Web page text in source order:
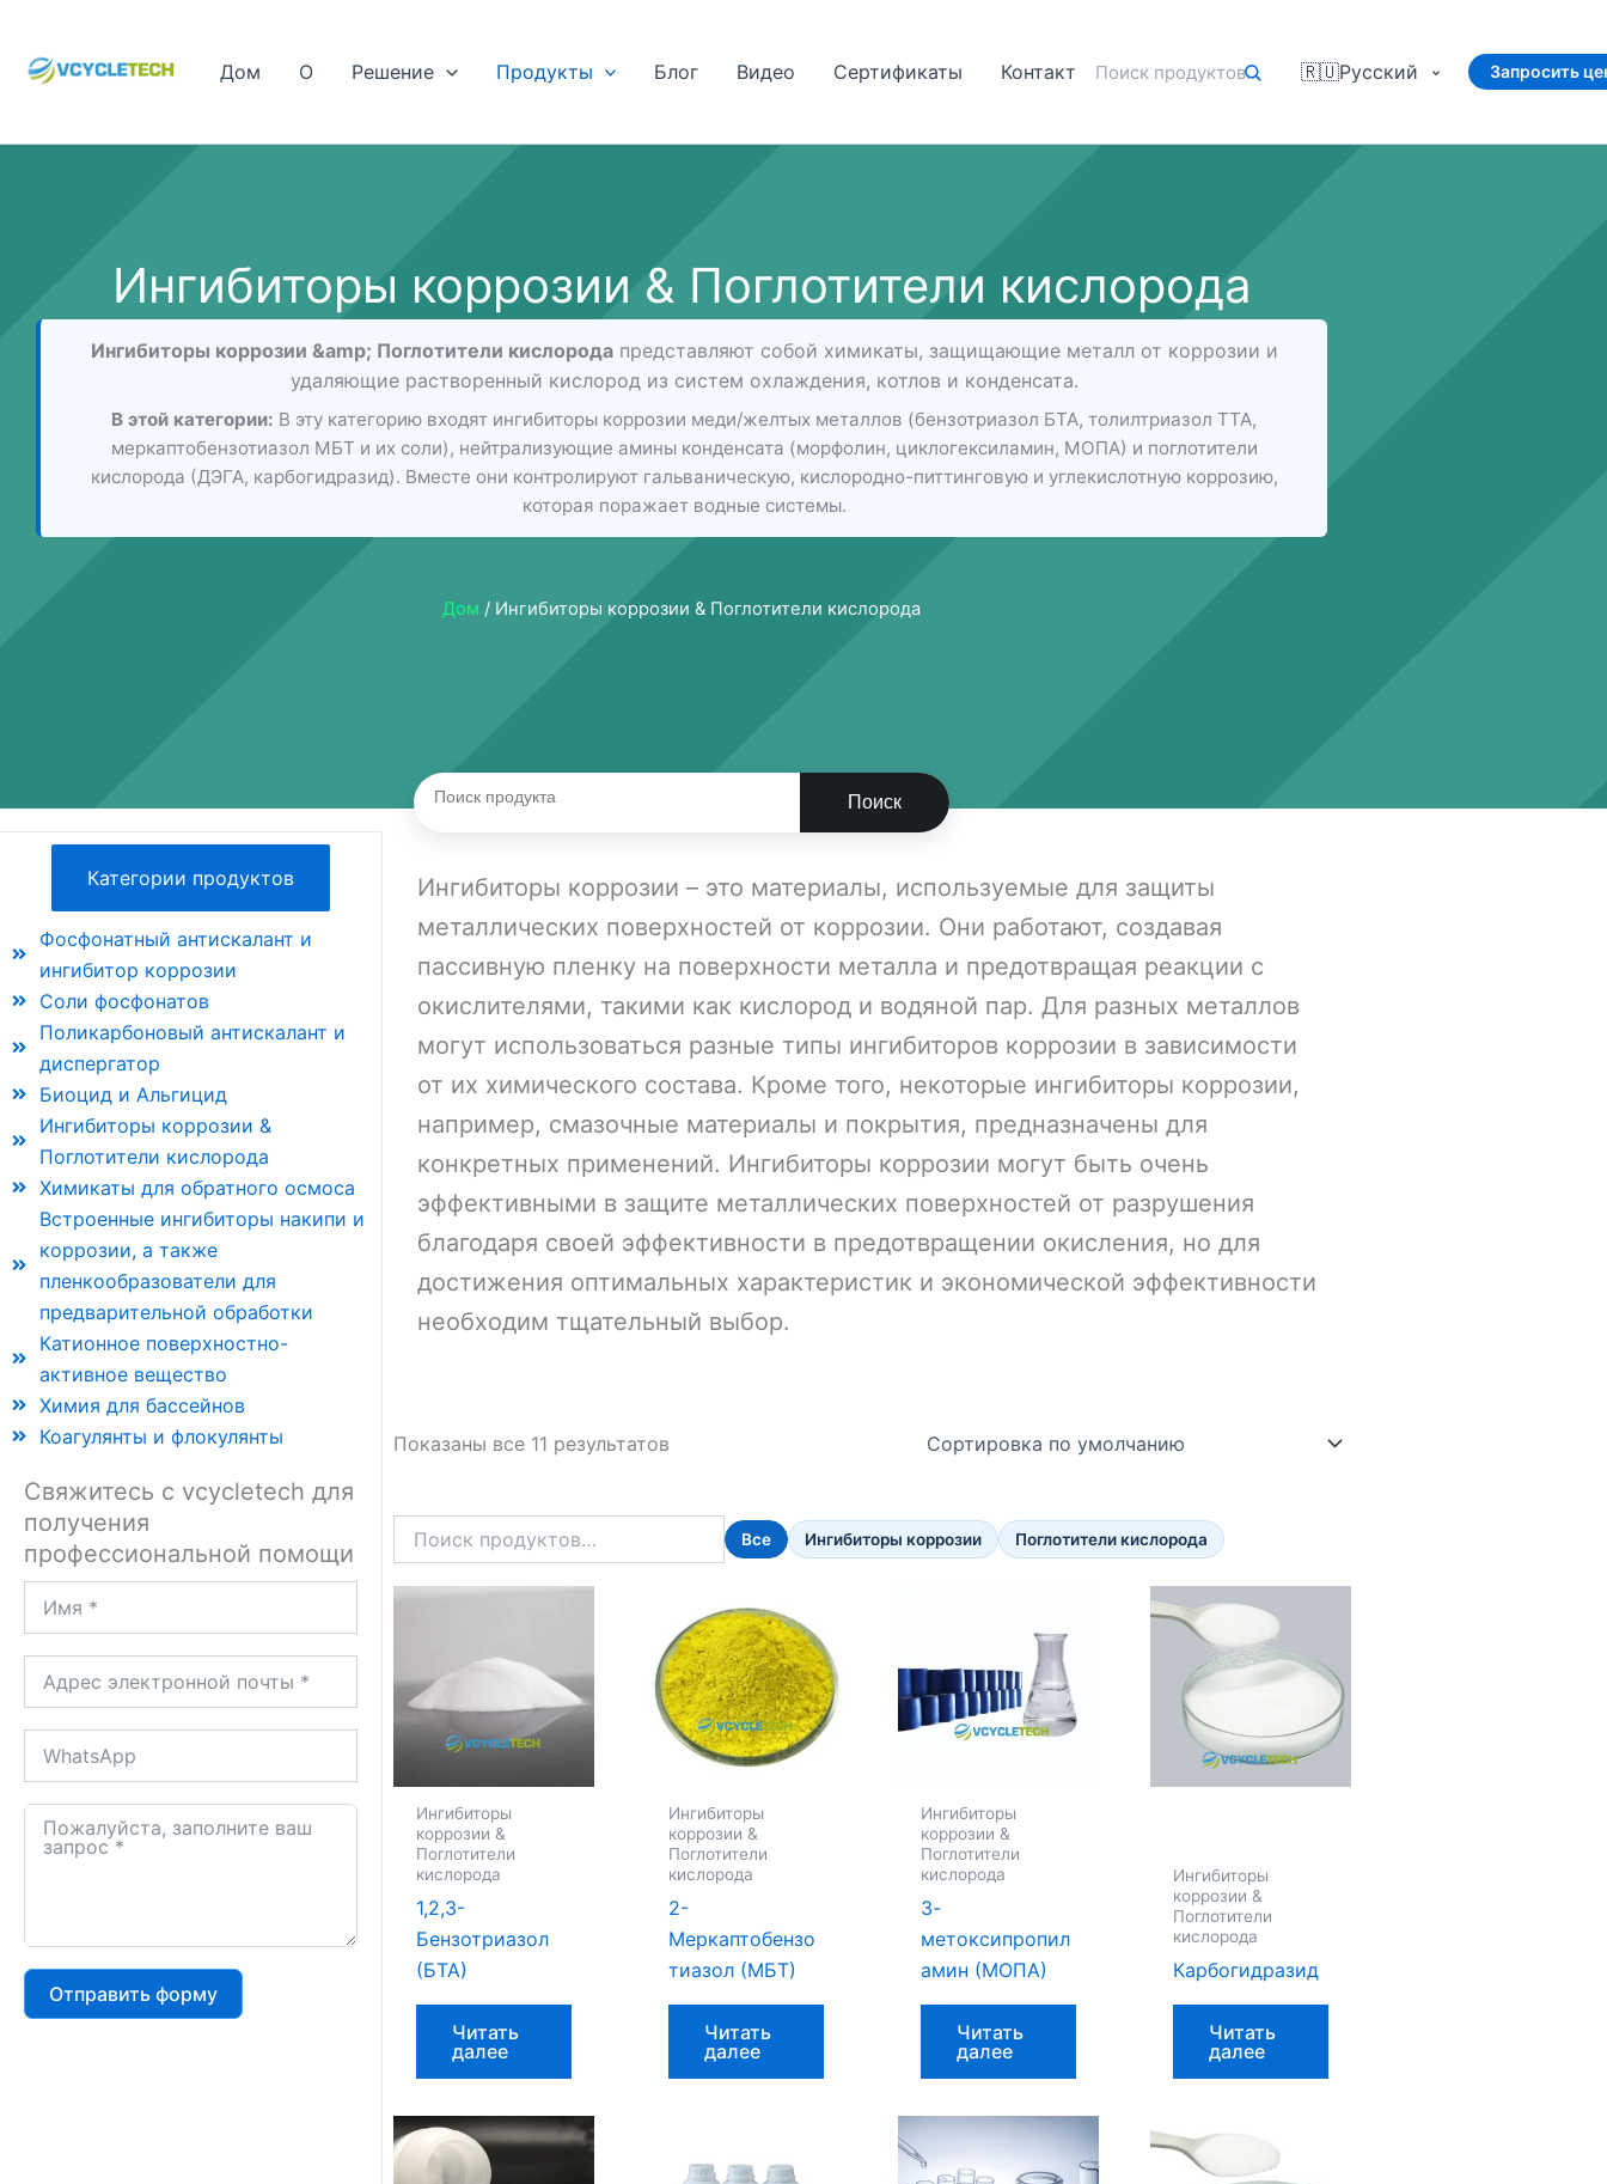
содержимому
Дом О Решение Продукты Блог Видео Сертификаты Контакт 🇷🇺Русский Запросить
Ингибиторы коррозии & Поглотители кислорода
Ингибиторы коррозии &amp; Поглотители кислородапредставляют собой химикаты, защищающие металл от коррозии и
удаляющие растворенный кислород из систем охлаждения, котлов и конденсата.
В этой категории: В эту категорию входят ингибиторы коррозии меди/желтых металлов (бензотриазол БТА, толилтриазол ТТА,
меркаптобензотиазол МБТ и их соли), нейтрализующие амины конденсата (морфолин, циклогексиламин, МОПА) и поглотители
кислорода (ДЭГА, карбогидразид). Вместе они контролируют гальваническую, кислородно-питтинговую и углекислотную коррозию,
которая поражает водные системы.
Дом / Ингибиторы коррозии & Поглотители кислорода
Поиск
Категории продуктов
Фосфонатный антискалант и
ингибитор коррозии
Соли фосфонатов
Поликарбоновый антискалант и
диспергатор
Биоцид и Альгицид
Ингибиторы коррозии &
Поглотители кислорода
Химикаты для обратного осмоса
Встроенные ингибиторы накипи и
коррозии, а также
пленкообразователи для
предварительной обработки
Катионное поверхностно-
активное вещество
Химия для бассейнов
Коагулянты и флокулянты
Свяжитесь с vcycletech для
получения
профессиональной помощи
Отправить форму
Ингибиторы коррозии – это материалы, используемые для защиты
металлических поверхностей от коррозии. Они работают, создавая
пассивную пленку на поверхности металла и предотвращая реакции с
окислителями, такими как кислород и водяной пар. Для разных металлов
могут использоваться разные типы ингибиторов коррозии в зависимости
от их химического состава. Кроме того, некоторые ингибиторы коррозии,
например, смазочные материалы и покрытия, предназначены для
конкретных применений. Ингибиторы коррозии могут быть очень
эффективными в защите металлических поверхностей от разрушения
благодаря своей эффективности в предотвращении окисления, но для
достижения оптимальных характеристик и экономической эффективности
необходим тщательный выбор.
Показаны все 11 результатов
Все Ингибиторы коррозии Поглотители кислорода
Ингибиторы
коррозии &
Поглотители
кислорода
1,2,3-
Бензотриазол
(БТА)
Читать
далее
Ингибиторы
коррозии &
Поглотители
кислорода
2-
Меркаптобензо
тиазол (МБТ)
Читать
далее
Ингибиторы
коррозии &
Поглотители
кислорода
3-
метоксипропил
амин (МОПА)
Читать
далее
Ингибиторы
коррозии &
Поглотители
кислорода
Карбогидразид
Читать
далее